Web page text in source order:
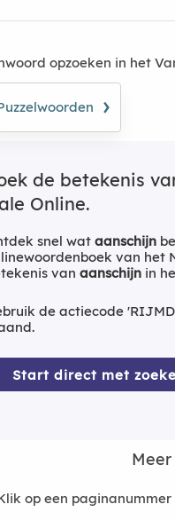
opzoeken in het
›
de betekenis
Online.
snel wat aanschijn
van het
van aanschijn in
de actiecode
Start direct met
op een